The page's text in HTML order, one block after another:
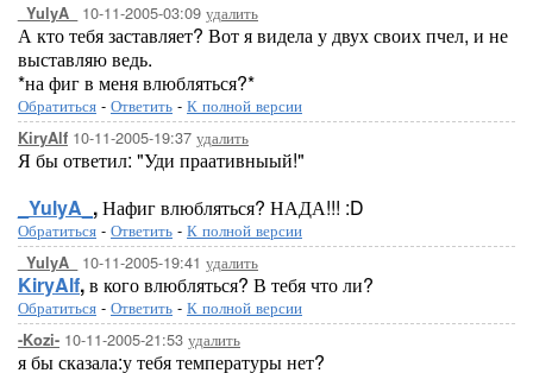
_YulyA_ 10-11-2005-03:09 удалить
А кто тебя заставляет? Вот я видела у двух своих пчел, и не
выставляю ведь.
*на фиг в меня влюбляться?*
Обратиться - Ответить - К полной версии
KiryAlf 10-11-2005-19:37 удалить
Я бы ответил: "Уди праативныый!"
_YulyA_ ,Нафиг влюбляться? НАДА!!! :D
Обратиться - Ответить - К полной версии
_YulyA_ 10-11-2005-19:41 удалить
KiryAlf,в кого влюбляться? В тебя что ли?
Обратиться - Ответить - К полной версии
-Kozi- 10-11-2005-21:53 удалить
я бы сказала:у тебя температуры нет?